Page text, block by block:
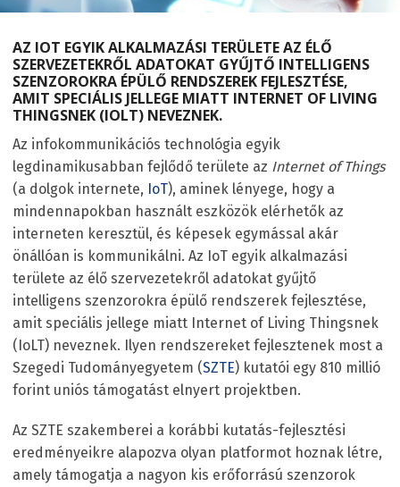
AZ IOT EGYIK ALKALMAZÁSI TERÜLETE AZ ÉLŐ
SZERVEZETEKRŐL ADATOKAT GYŰJTŐ INTELLIGENS
SZENZOROKRA ÉPÜLŐ RENDSZEREK FEJLESZTÉSE,
AMIT SPECIÁLIS JELLEGE MIATT INTERNET OF LIVING
THINGSNEK (IOLT) NEVEZNEK.
Az infokommunikációs technológia egyik
legdinamikusabban fejlődő területe az Internet of Things
(a dolgok internete, IoT), aminek lényege, hogy a
mindennapokban használt eszközök elérhetők az
interneten keresztül, és képesek egymással akár
önállóan is kommunikálni. Az IoT egyik alkalmazási
területe az élő szervezetekről adatokat gyűjtő
intelligens szenzorokra épülő rendszerek fejlesztése,
amit speciális jellege miatt Internet of Living Thingsnek
(IoLT) neveznek. Ilyen rendszereket fejlesztenek most a
Szegedi Tudományegyetem (SZTE) kutatói egy 810 millió
forint uniós támogatást elnyert projektben.
Az SZTE szakemberei a korábbi kutatás-fejlesztési
eredményeikre alapozva olyan platformot hoznak létre,
amely támogatja a nagyon kis erőforrású szenzorok